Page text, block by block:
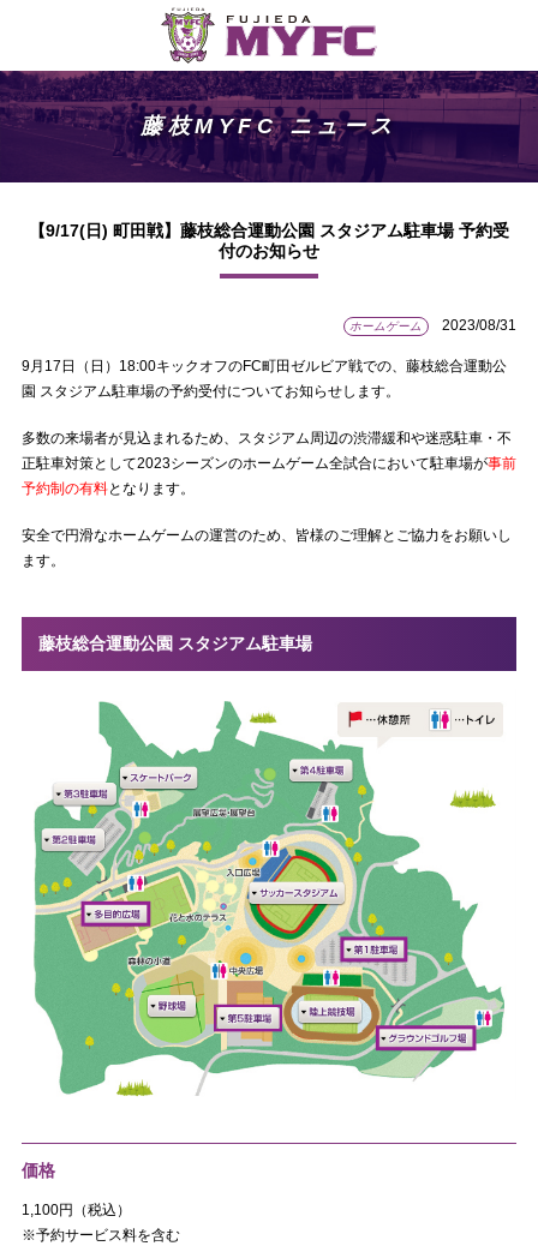
藤枝MYFC ニュース
【9/17(日) 町田戦】藤枝総合運動公園 スタジアム駐車場 予約受
付のお知らせ
ホームゲーム 2023/08/31
9月17日（日）18:00キックオフのFC町田ゼルビア戦での、藤枝総合運動公
園 スタジアム駐車場の予約受付についてお知らせします。
多数の来場者が見込まれるため、スタジアム周辺の渋滞緩和や迷惑駐車・不
正駐車対策として2023シーズンのホームゲーム全試合において駐車場が事前
予約制の有料となります。
安全で円滑なホームゲームの運営のため、皆様のご理解とご協力をお願いし
ます。
藤枝総合運動公園 スタジアム駐車場
価格
1,100円（税込）
※予約サービス料を含む